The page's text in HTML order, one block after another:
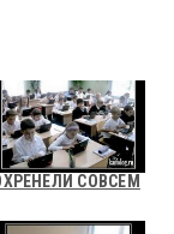
СОВСЕМ